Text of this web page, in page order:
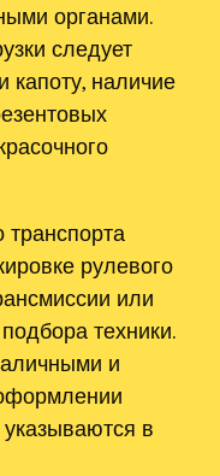
органами.
следует
капоту, наличие
транспорта
рулевого
или
техники.
и
в